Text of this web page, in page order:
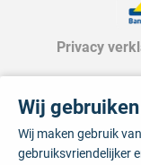
Privacy
Wij
Wij maken gebruik
gebruiksvriendelijker